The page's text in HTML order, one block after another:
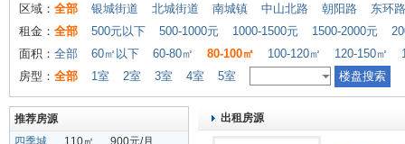
区域： 全部 银城街道 北城街道 南城镇 中山北路 朝阳路
东环路
租金： 全部 500元以下 500-1000元 1000-1500元 1500-2000元
面积： 全部 60㎡以下 60-80㎡ 80-100㎡ 100-120㎡ 120-150㎡
房型： 全部 1室 2室 3室 4室 5室
推荐房源
四季城
110㎡
900元/月
出租房源